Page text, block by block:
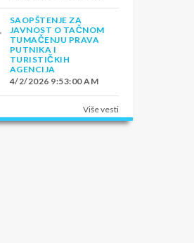
SAOPŠTENJE ZA
JAVNOST O TAČNOM
TUMAČENJU PRAVA
PUTNIKA I
TURISTIČKIH
AGENCIJA
4/2/2026 9:53:00 AM
Više vesti